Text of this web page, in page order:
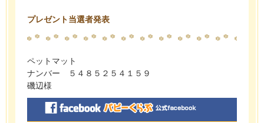
プレゼント当選者発表
ペットマット
ナンバー ５４８５２５４１５９
磯辺様